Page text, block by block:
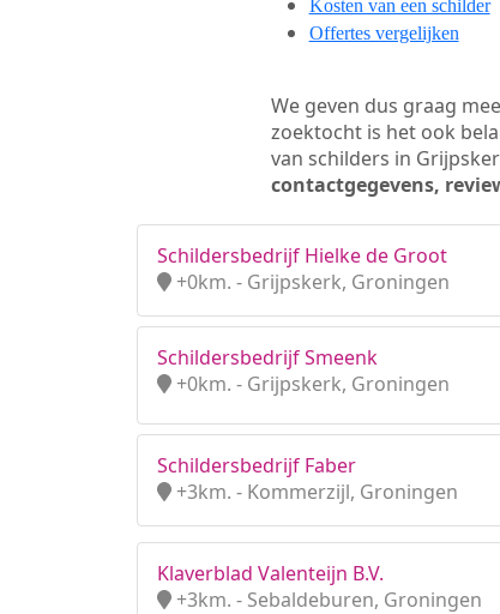
Kosten van een schilder
Offertes vergelijken
We geven dus graag
zoektocht is het ook
van schilders in
contactgegevens,
Schildersbedrijf Hielke de Groot
+0km. - Grijpskerk, Groningen
Schildersbedrijf Smeenk
+0km. - Grijpskerk, Groningen
Schildersbedrijf Faber
+3km. - Kommerzijl, Groningen
Klaverblad Valenteijn B.V.
+3km. - Sebaldeburen, Groningen